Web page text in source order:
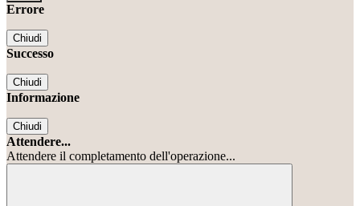
Errore
Chiudi
Successo
Chiudi
Informazione
Chiudi
Attendere...
Attendere il completamento dell'operazione...